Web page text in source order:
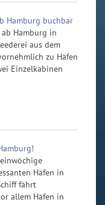
Hamburg buchbar
Hamburg in
aus dem
zu Häfen
Einzelkabinen
Häfen in
fährt
allem Häfen in